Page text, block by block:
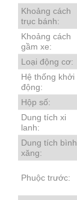
Khoảng cách
trục bánh:
Khoảng cách
gầm xe:
Loại động cơ:
Hệ thống khởi
động:
Hộp số:
Dung tích xi
lanh:
Dung tích bình
xăng:
Phuộc trước: